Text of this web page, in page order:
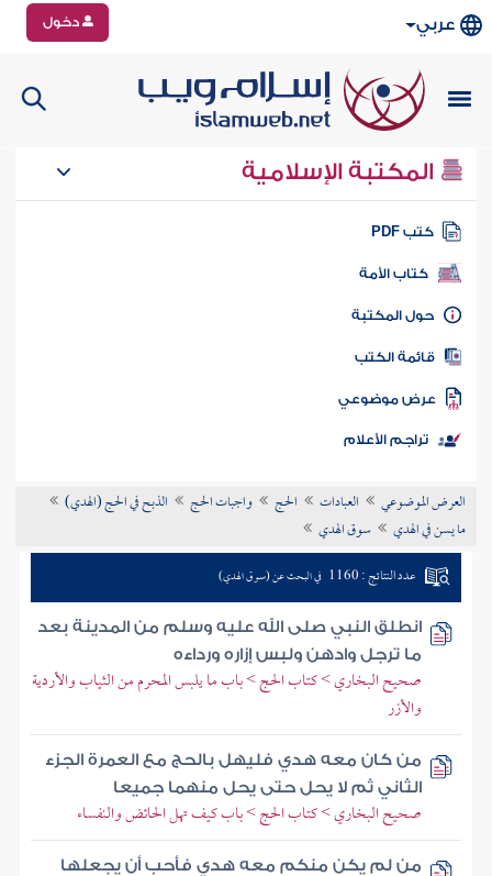
عربي دخول
المكتبة الإسلامية
كتب PDF
كتاب الأمة
المكتبة
الكتب
موضوعي
تراجم الأعلام
العرض الموضوعي العبادات الحج واجبات الحج
الذبح في الحج (الهدي)
ما يسن في الهدي
سوق الهدي
عدد النتائج : 1160 في البحث عن (سوق الهدي)
انطلق النبي صلى الله عليه وسلم من المدينة بعد
ما ترجل وادهن ولبس إزاره ورداءه
صحيح البخاري > كتاب الحج > باب ما يلبس المحرم من الثياب والأردية
والأزر
من كان معه هدي فليهل بالحج مع العمرة الجزء
الثاني ثم لا يحل حتى يحل منهما جميعا
صحيح البخاري > كتاب الحج > باب كيف تهل الحائض والنفساء
من لم يكن منكم معه هدي فأحب أن يجعلها